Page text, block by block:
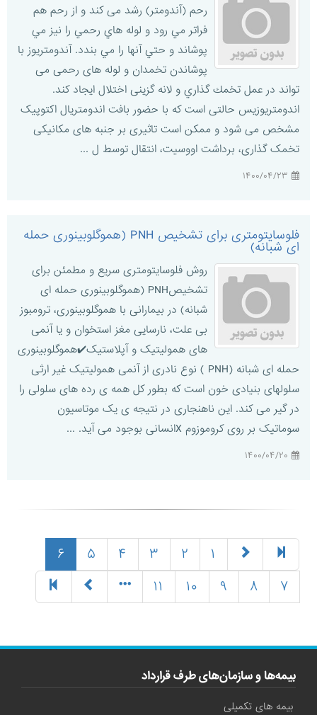
رحم (آندومتر)‌ رشد می کند و از رحم هم
فراتر مي رود و لوله هاي رحمي را نيز مي
پوشاند و حتي آنها را مي بندد. آندومتریوز با
پوشاندن تخمدان و لوله های رحمی می
تواند در عمل تخمك گذاري و لانه گزینی اختلال ایجاد کند.
اندومتریوزیس حالتی است که با حضور بافت اندومتریال اکتوپیک
مشخص می شود و ممکن است تاثیری بر جنبه های مکانیکی
تخمک گذاری، برداشت اووسیت، انتقال توسط ل ...
فلوسایتومتری برای تشخیص PNH (هموگلوبینوری حمله
ای شبانه)
روش فلوسایتومتری سریع و مطمئن برای
تشخیصPNH (هموگلوبینوری حمله ای
شبانه) در بیمارانی با هموگلوبینوری، ترومبوز
بی علت، نارسایی مغز استخوان و یا آنمی
های همولیتیک و آپلاستیک✔️هموگلوبینوری
حمله ای شبانه (PNH ) نوع نادری از آنمی همولیتیک غیر ارثی
سلولهای بنیادی خون است که بطور کل همه ی رده های سلولی را
در گیر می کند. این ناهنجاری در نتیجه ی یک موتاسیون
سوماتیک بر روی کروموزوم Xانسانی بوجود می آید. ...
۱ ۲ ۳ ۴ ۵ ۶
۷
۸ ۹ ۱۰ ۱۱
بیمه‌ها و سازمان‌های طرف قرارداد
بیمه های تکمیلی